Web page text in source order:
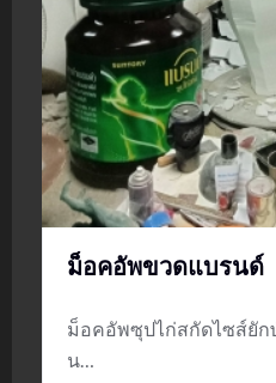
ม็อคอัพขวดแบรนด์
ม็อคอัพซุปไก่สกัดไซส์ยัก
น…